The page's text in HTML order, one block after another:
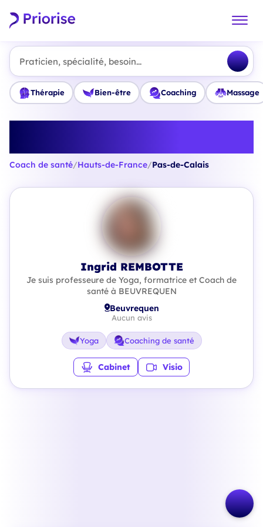
Praticien, spécialité, besoin...
Thérapie Bien-être Coaching Massage
Coach de santé/Hauts-de-France/Pas-de-Calais
Ingrid REMBOTTE
Je suis professeure de Yoga, formatrice et Coach de
santé à BEUVREQUEN
Beuvrequen
Aucun avis
Yoga Coaching de santé
Cabinet Visio